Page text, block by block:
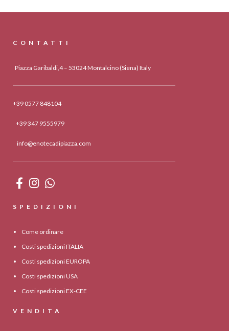
CONTATTI
Piazza Garibaldi,4 – 53024 Montalcino (Siena) Italy
+39 0577 848104
+39 347 9555979
info@enotecadipiazza.com
SPEDIZIONI
Come ordinare
Costi spedizioni ITALIA
Costi spedizioni EUROPA
Costi spedizioni USA
Costi spedizioni EX-CEE
VENDITA